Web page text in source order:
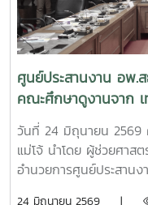
ศูนย์ประสานงาน อพ.
คณะศึกษาดูงานจาก
เชียงใหม่
วันที่ 24 มิถุนายน 2569
แม่โจ้ นำโดย ผู้ช่วยศาส
อำนวยการศูนย์ประสาน
24 มิถุนายน 2569 |